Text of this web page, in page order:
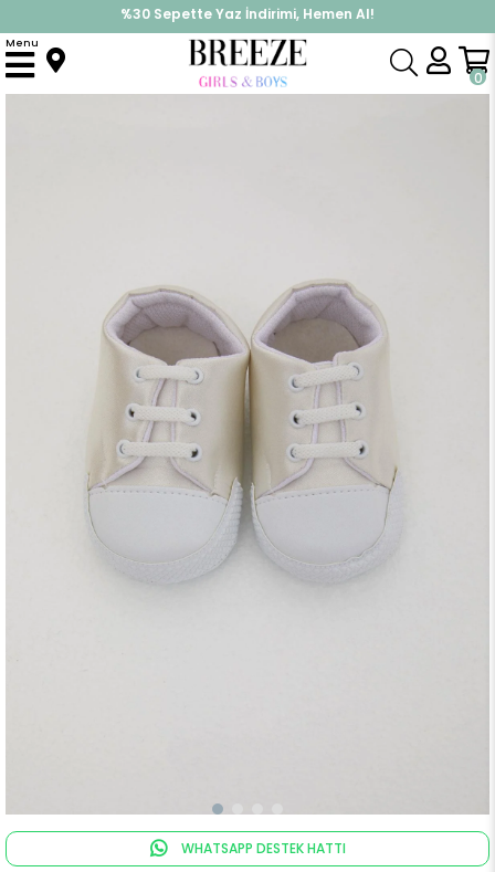
%30 Sepette Yaz İndirimi, Hemen Al!
İndirimlere ek %10 İndirimi Kap, Hemen Üye Ol!
0
Menu
Anasayfa Ayakkabı
WHATSAPP DESTEK HATTI